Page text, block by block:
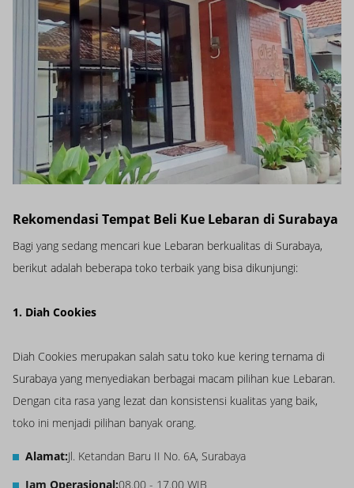
Rekomendasi Tempat Beli Kue Lebaran di Surabaya
Bagi yang sedang mencari kue Lebaran berkualitas di Surabaya,
berikut adalah beberapa toko terbaik yang bisa dikunjungi:
1. Diah Cookies
Diah Cookies merupakan salah satu toko kue kering ternama di
Surabaya yang menyediakan berbagai macam pilihan kue Lebaran.
Dengan cita rasa yang lezat dan konsistensi kualitas yang baik,
toko ini menjadi pilihan banyak orang.
Alamat:Jl. Ketandan Baru II No. 6A, Surabaya
Jam Operasional:08.00 - 17.00 WIB